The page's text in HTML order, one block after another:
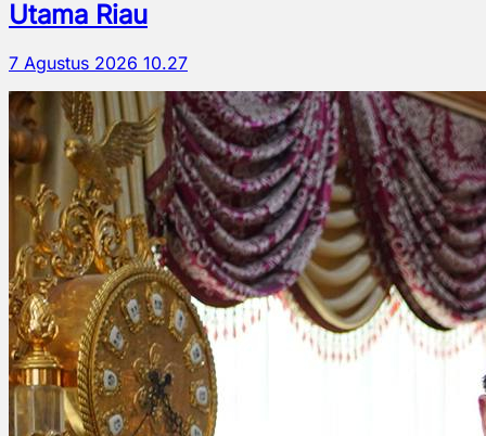
Utama Riau
7 Agustus 2026 10.27